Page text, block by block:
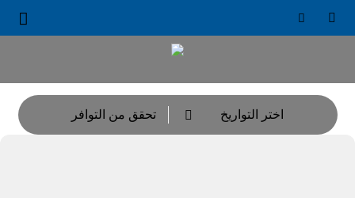



اختر التواريخ  تحقق من التوافر